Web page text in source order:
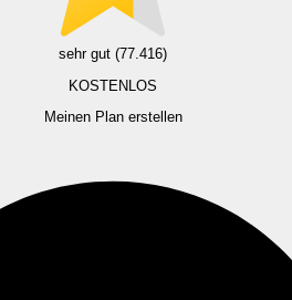
sehr gut (77.416)
KOSTENLOS
Meinen Plan erstellen